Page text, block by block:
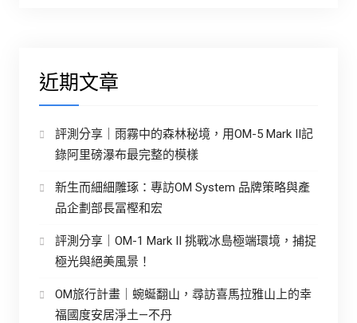
近期文章
評測分享｜雨霧中的森林秘境，用OM-5 Mark II記
錄阿里磅瀑布最完整的模樣
新生而細細雕琢：專訪OM System 品牌策略與產
品企劃部長冨樫和宏
評測分享｜OM-1 Mark II 挑戰冰島極端環境，捕捉
極光與絕美風景！
OM旅行計畫｜蜿蜒翻山，尋訪喜馬拉雅山上的幸
福國度安居淨土—不丹